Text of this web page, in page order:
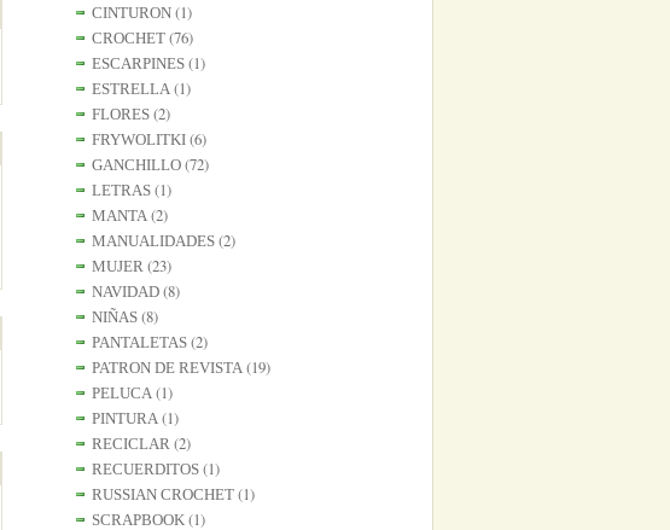
CINTURON (1)
CROCHET (76)
ESCARPINES (1)
ESTRELLA (1)
FLORES (2)
FRYWOLITKI (6)
GANCHILLO (72)
LETRAS (1)
MANTA (2)
MANUALIDADES (2)
MUJER (23)
NAVIDAD (8)
NIÑAS (8)
PANTALETAS (2)
PATRON DE REVISTA (19)
PELUCA (1)
PINTURA (1)
RECICLAR (2)
RECUERDITOS (1)
RUSSIAN CROCHET (1)
SCRAPBOOK (1)